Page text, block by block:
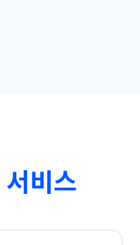
비스